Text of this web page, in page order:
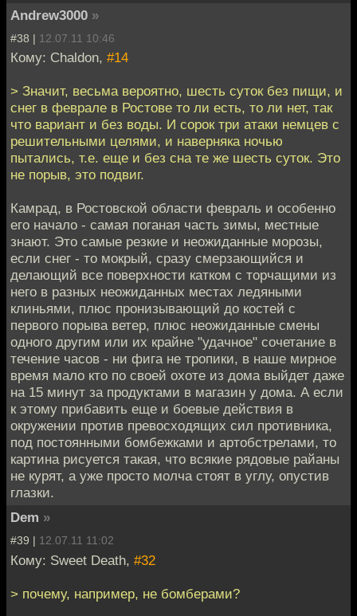
Andrew3000 »
#38 | 12.07.11 10:46
Кому: Chaldon, #14
> Значит, весьма вероятно, шесть суток без пищи, и
снег в феврале в Ростове то ли есть, то ли нет, так
что вариант и без воды. И сорок три атаки немцев с
решительными целями, и наверняка ночью
пытались, т.е. еще и без сна те же шесть суток. Это
не порыв, это подвиг.
Камрад, в Ростовской области февраль и особенно
его начало - самая поганая часть зимы, местные
знают. Это самые резкие и неожиданные морозы,
если снег - то мокрый, сразу смерзающийся и
делающий все поверхности катком с торчащими из
него в разных неожиданных местах ледяными
клиньями, плюс пронизывающий до костей с
первого порыва ветер, плюс неожиданные смены
одного другим или их крайне "удачное" сочетание в
течение часов - ни фига не тропики, в наше мирное
время мало кто по своей охоте из дома выйдет даже
на 15 минут за продуктами в магазин у дома. А если
к этому прибавить еще и боевые действия в
окружении против превосходящих сил противника,
под постоянными бомбежками и артобстрелами, то
картина рисуется такая, что всякие рядовые райаны
не курят, а уже просто молча стоят в углу, опустив
глазки.
Dem »
#39 | 12.07.11 11:02
Кому: Sweet Death, #32
> почему, например, не бомберами?